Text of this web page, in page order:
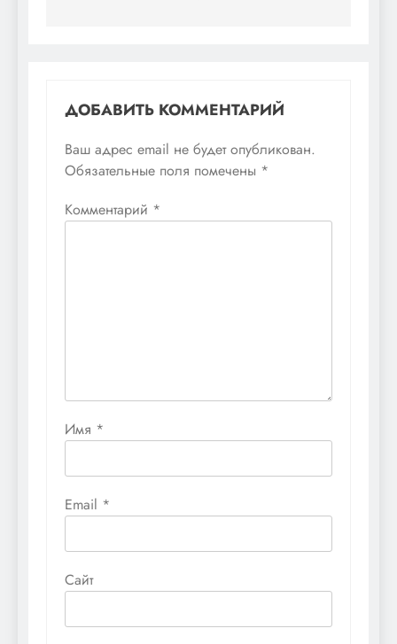
ДОБАВИТЬ КОММЕНТАРИЙ
Ваш адрес email не будет опубликован.
Обязательные поля помечены *
Комментарий *
Имя *
Email *
Сайт